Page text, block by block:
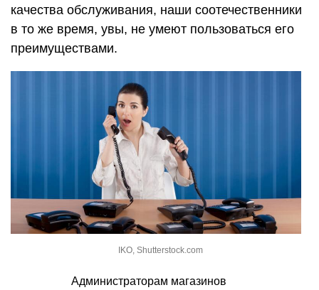
качества обслуживания, наши соотечественники
в то же время, увы, не умеют пользоваться его
преимуществами.
IKO, Shutterstock.com
Администраторам магазинов